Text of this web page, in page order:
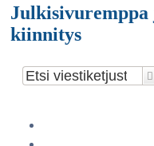
Julkisivuremppa
kiinnitys